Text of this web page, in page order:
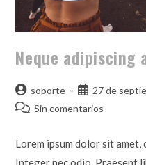
Neque adipiscing
soporte 27 de
Sin comentarios
Lorem ipsum dolor sit
Integer nec odio. Praesent